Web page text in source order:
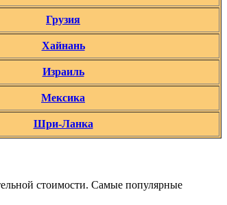
Грузия
Хайнань
Израиль
Мексика
Шри-Ланка
стоимости. Самые популярные